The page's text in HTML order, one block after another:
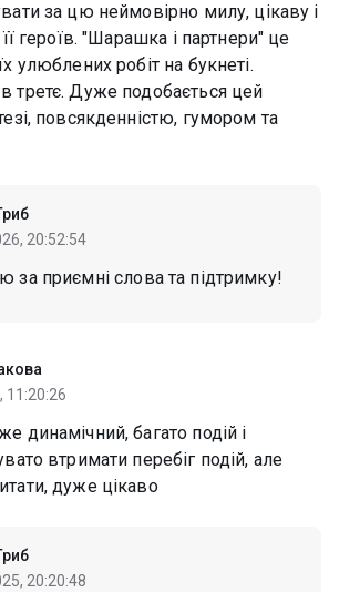
за цю неймовірно милу, цікаву і
героїв. "Шарашка і партнери" це
улюблених робіт на букнеті.
третє. Дуже подобається цей
повсякденністю, гумором та
20:52:54
за приємні слова та підтримку!
11:20:26
динамічний, багато подій і
втримати перебіг подій, але
дуже цікаво
20:20:48